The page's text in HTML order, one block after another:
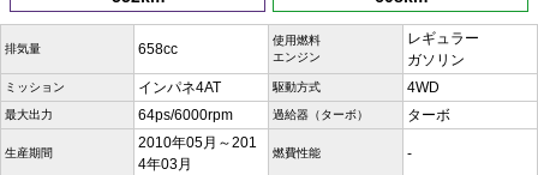
排気量 658cc
使用燃料
エンジン
レギュラー
ガソリン
ミッション インパネ4AT 駆動方式 4WD
最大出力 64ps/6000rpm 過給器（ターボ） ターボ
生産期間
2010年05月～201
4年03月
燃費性能 -